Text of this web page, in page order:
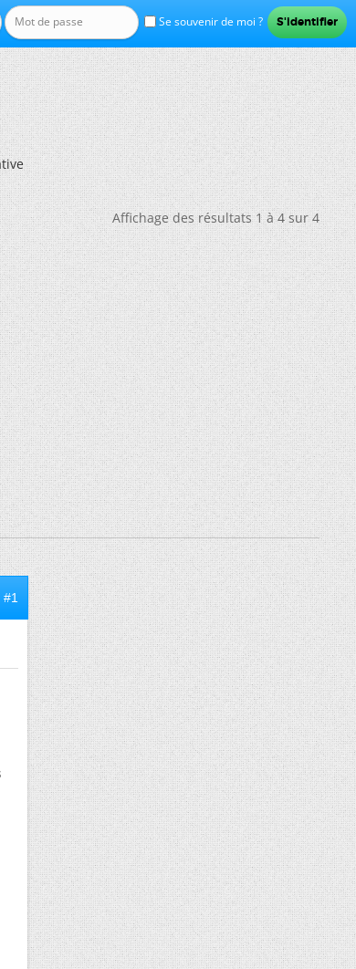
Se souvenir de moi ?
Affichage des résultats 1 à 4 sur 4
#1